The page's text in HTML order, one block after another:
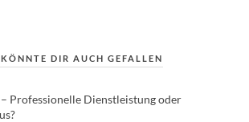
DIR AUCH GEFALLEN
Professionelle Dienstleistung oder